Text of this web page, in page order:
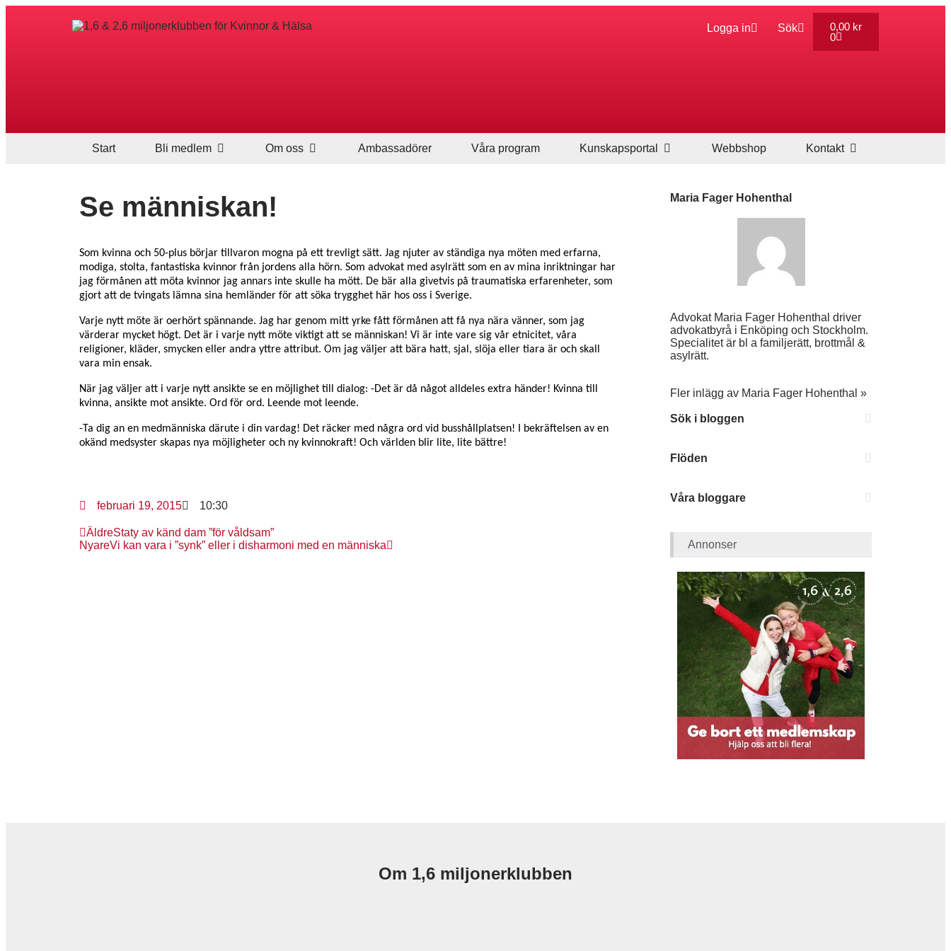
Logga in Sök 0,00 kr
0
Start Bli medlem Om oss Ambassadörer Våra program Kunskapsportal Webbshop Kontakt
Se människan!
Som kvinna och 50-plus börjar tillvaron mogna på ett trevligt sätt. Jag njuter av ständiga nya möten med erfarna,
modiga, stolta, fantastiska kvinnor från jordens alla hörn. Som advokat med asylrätt som en av mina inriktningar har
jag förmånen att möta kvinnor jag annars inte skulle ha mött. De bär alla givetvis på traumatiska erfarenheter, som
gjort att de tvingats lämna sina hemländer för att söka trygghet här hos oss i Sverige.
Varje nytt möte är oerhört spännande. Jag har genom mitt yrke fått förmånen att få nya nära vänner, som jag
värderar mycket högt. Det är i varje nytt möte viktigt att se människan! Vi är inte vare sig vår etnicitet, våra
religioner, kläder, smycken eller andra yttre attribut. Om jag väljer att bära hatt, sjal, slöja eller tiara är och skall
vara min ensak.
När jag väljer att i varje nytt ansikte se en möjlighet till dialog: -Det är då något alldeles extra händer! Kvinna till
kvinna, ansikte mot ansikte. Ord för ord. Leende mot leende.
-Ta dig an en medmänniska därute i din vardag! Det räcker med några ord vid busshållplatsen! I bekräftelsen av en
okänd medsyster skapas nya möjligheter och ny kvinnokraft! Och världen blir lite, lite bättre!
februari 19, 2015 10:30
ÄldreStaty av känd dam ”för våldsam”
NyareVi kan vara i ”synk” eller i disharmoni med en människa
Maria Fager Hohenthal
Advokat Maria Fager Hohenthal driver
advokatbyrå i Enköping och Stockholm.
Specialitet är bl a familjerätt, brottmål &
asylrätt.
Fler inlägg av Maria Fager Hohenthal »
Sök i bloggen
Flöden
Våra bloggare
Annonser
Om 1,6 miljonerklubben